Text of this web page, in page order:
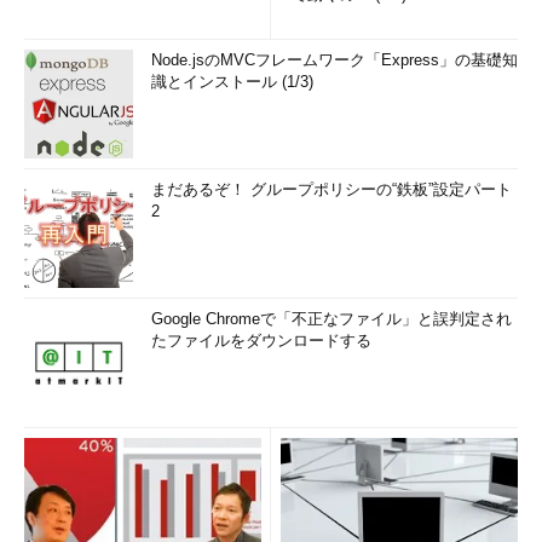
Node.jsのMVCフレームワーク「Express」の基礎知
識とインストール (1/3)
まだあるぞ！ グループポリシーの“鉄板”設定パート
2
Google Chromeで「不正なファイル」と誤判定され
たファイルをダウンロードする